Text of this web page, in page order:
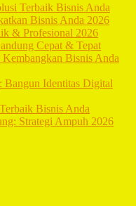
Terbaik Bisnis Anda
Bisnis Anda 2026
& Profesional 2026
Cepat & Tepat
Bisnis Anda
Bangun Identitas Digital
Bisnis Anda
Strategi Ampuh 2026